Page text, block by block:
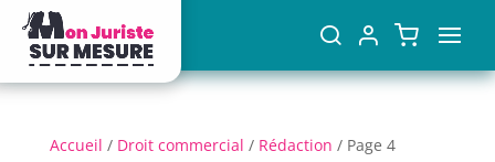
Accueil / Droit commercial / Rédaction / Page 4